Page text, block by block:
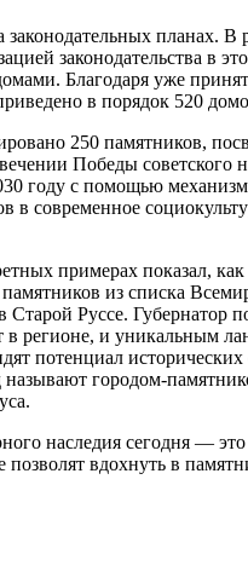
планах.
законодательства
Благодаря уже
в порядок 520
250 памятников,
Победы
году с помощью
современное
примерах показал,
из списка
Руссе. Губернатор
регионе, и уникальным
потенциал
городом-
наследия сегодня
вдохнуть в